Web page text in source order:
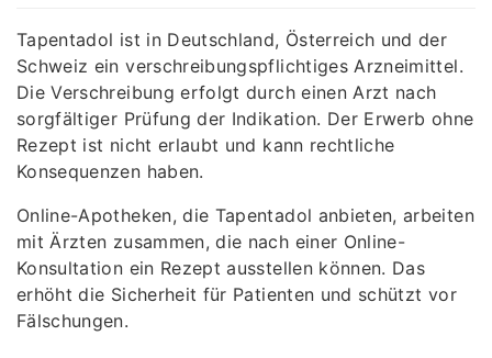
Tapentadol ist in Deutschland, Österreich und der
Schweiz ein verschreibungspflichtiges Arzneimittel.
Die Verschreibung erfolgt durch einen Arzt nach
sorgfältiger Prüfung der Indikation. Der Erwerb ohne
Rezept ist nicht erlaubt und kann rechtliche
Konsequenzen haben.
Online-Apotheken, die Tapentadol anbieten, arbeiten
mit Ärzten zusammen, die nach einer Online-
Konsultation ein Rezept ausstellen können. Das
erhöht die Sicherheit für Patienten und schützt vor
Fälschungen.